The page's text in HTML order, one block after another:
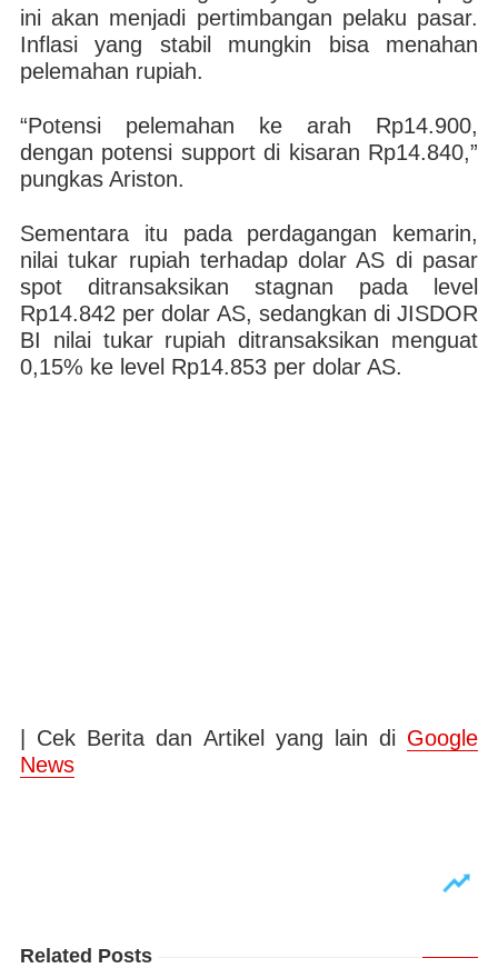
ini akan menjadi pertimbangan pelaku pasar.
Inflasi yang stabil mungkin bisa menahan
pelemahan rupiah.
“Potensi pelemahan ke arah Rp14.900,
dengan potensi support di kisaran Rp14.840,”
pungkas Ariston.
Sementara itu pada perdagangan kemarin,
nilai tukar rupiah terhadap dolar AS di pasar
spot ditransaksikan stagnan pada level
Rp14.842 per dolar AS, sedangkan di JISDOR
BI nilai tukar rupiah ditransaksikan menguat
0,15% ke level Rp14.853 per dolar AS.
| Cek Berita dan Artikel yang lain di Google
News
Related Posts